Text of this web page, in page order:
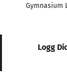
Gymnasium
Logg